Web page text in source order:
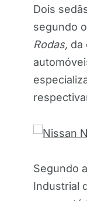
Dois
segundo
Rodas, da
Segundo
Industrial